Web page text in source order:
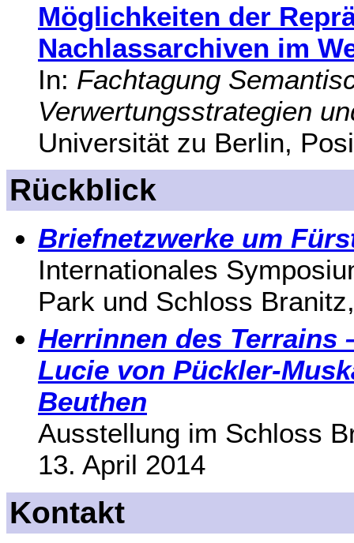
Möglichkeiten der
Nachlassarchiven im
In: Fachtagung
Verwertungsstrategien
Universität zu Berlin,
Rückblick
Briefnetzwerke um
Internationales
Park und Schloss
Herrinnen des Terrains
Lucie von Pückler-
Beuthen
Ausstellung im Schloss
13. April 2014
Kontakt